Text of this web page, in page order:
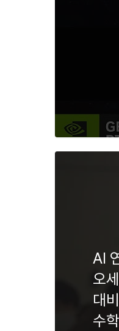
AI
오
대
수